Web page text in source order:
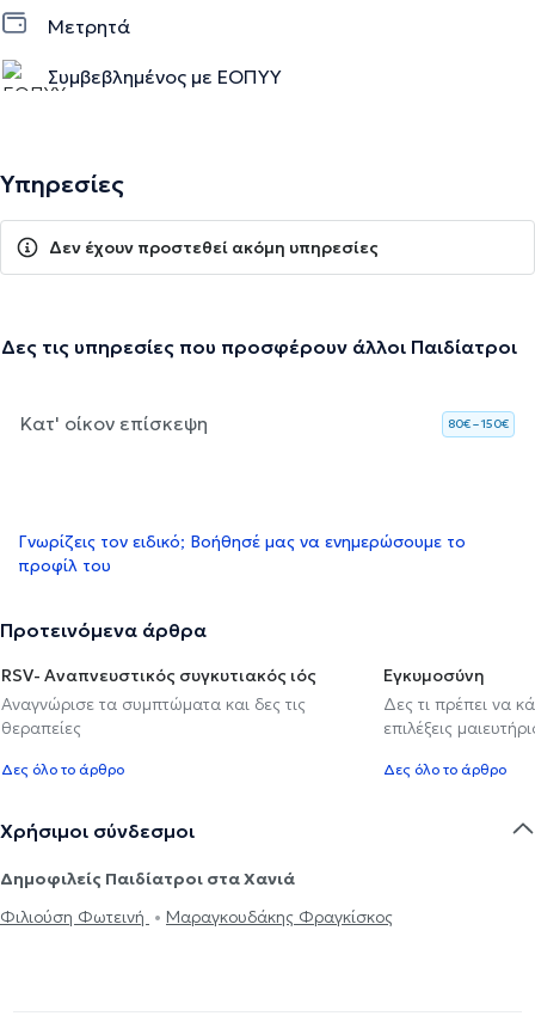
Μετρητά
Συμβεβλημένος με ΕΟΠΥΥ
Υπηρεσίες
Δεν έχουν προστεθεί ακόμη υπηρεσίες
Δες τις υπηρεσίες που προσφέρουν άλλοι Παιδίατροι
Κατ' οίκον επίσκεψη 80€ – 150€
Γνωρίζεις τον ειδικό; Βοήθησέ μας να ενημερώσουμε το
προφίλ του
Προτεινόμενα άρθρα
RSV- Αναπνευστικός συγκυτιακός ιός
Αναγνώρισε τα συμπτώματα και δες τις
θεραπείες
Δες όλο το άρθρο
Εγκυμοσύνη
Δες τι πρέπει να
επιλέξεις
Δες όλο το άρθρο
Χρήσιμοι σύνδεσμοι
Δημοφιλείς Παιδίατροι στα Χανιά
Φιλιούση Φωτεινή
Μαραγκουδάκης Φραγκίσκος